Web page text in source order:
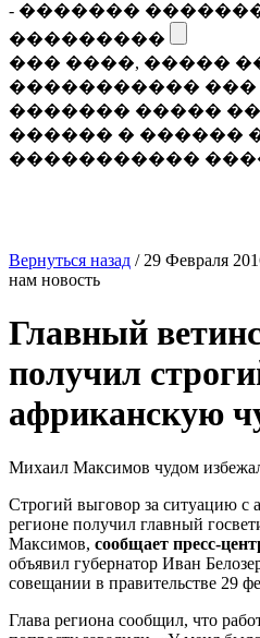
- �������
���������
��� ����, �����
�����������
������� �����
������ � ������
�����������
Вернуться назад / 29 Февраля
нам новость
Главный
получил
африканскую
Михаил Максимов чудом
Строгий выговор за ситуацию с
регионе получил главный
Максимов, сообщает пресс-
объявил губернатор Иван
совещании в правительстве 29
Глава региона сообщил, что